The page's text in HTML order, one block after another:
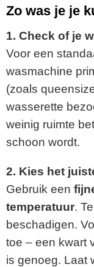
Zo was je je
1. Check of je
Voor een
wasmachine
(zoals
wasserette
weinig ruimte
schoon wordt.
2. Kies het
Gebruik een
temperatuur.
beschadigen.
toe – een kwart
is genoeg. Laat